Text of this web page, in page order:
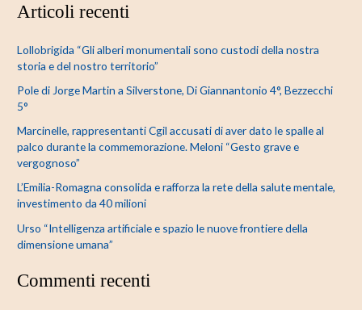
r
a
Articoli recenti
Lollobrigida “Gli alberi monumentali sono custodi della nostra
storia e del nostro territorio”
Pole di Jorge Martin a Silverstone, Di Giannantonio 4°, Bezzecchi
5°
Marcinelle, rappresentanti Cgil accusati di aver dato le spalle al
palco durante la commemorazione. Meloni “Gesto grave e
vergognoso”
L’Emilia-Romagna consolida e rafforza la rete della salute mentale,
investimento da 40 milioni
Urso “Intelligenza artificiale e spazio le nuove frontiere della
dimensione umana”
Commenti recenti